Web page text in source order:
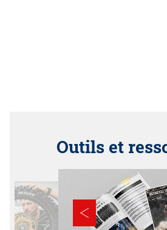
Outils et